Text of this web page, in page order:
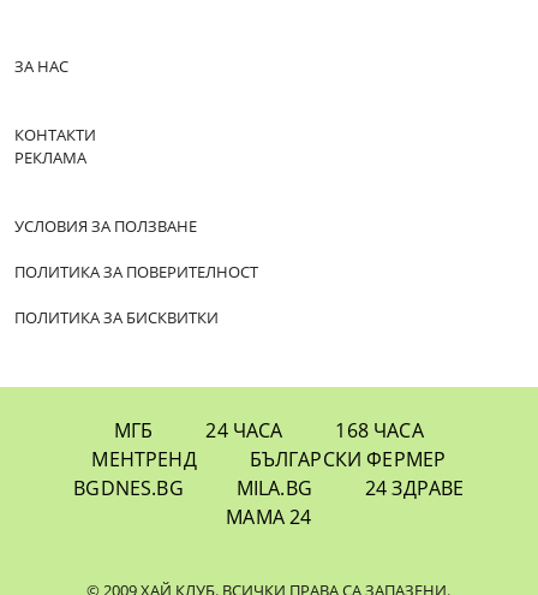
ЗА НАС
КОНТАКТИ
РЕКЛАМА
УСЛОВИЯ ЗА ПОЛЗВАНЕ
ПОЛИТИКА ЗА ПОВЕРИТЕЛНОСТ
ПОЛИТИКА ЗА БИСКВИТКИ
МГБ 24 ЧАСА
168 ЧАСА
МЕНТРЕНД
БЪЛГАРСКИ ФЕРМЕР
BGDNES.BG
MILA.BG
24 ЗДРАВЕ
МАМА 24
© 2009 ХАЙ КЛУБ. ВСИЧКИ ПРАВА СА ЗАПАЗЕНИ.